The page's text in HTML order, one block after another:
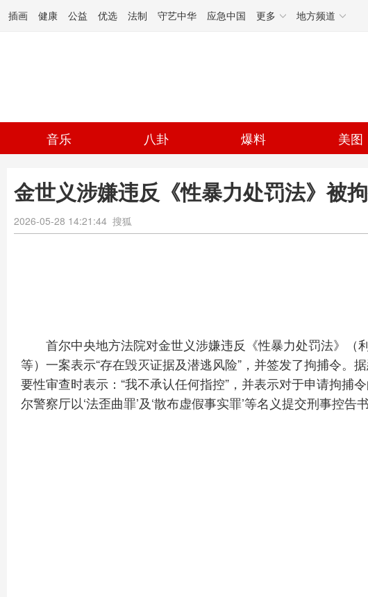
插画 健康 公益 优选 法制 守艺中华 应急中国 更多 地方频道
音乐 八卦 爆料 美图
金世义涉嫌违反《性暴力处罚法》被
2026-05-28 14:21:44 搜狐
首尔中央地方法院对金世义涉嫌违反《性暴力处罚法》（
等）一案表示“存在毁灭证据及潜逃风险”，并签发了拘捕令。
要性审查时表示：“我不承认任何指控”，并表示对于申请拘捕
尔警察厅以‘法歪曲罪’及‘散布虚假事实罪’等名义提交刑事控告书